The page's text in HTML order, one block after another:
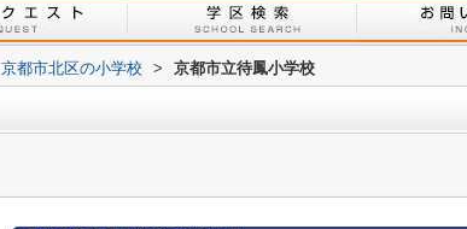
京都市北区の小学校 > 京都市立待鳳小学校